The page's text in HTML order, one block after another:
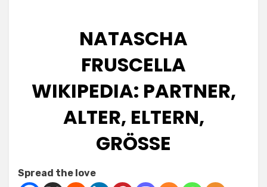
NATASCHA
FRUSCELLA
WIKIPEDIA: PARTNER,
ALTER, ELTERN,
GRÖSSE
on
Spread the love